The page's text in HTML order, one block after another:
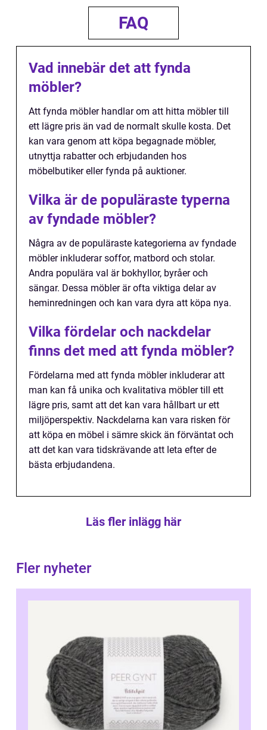
FAQ
Vad innebär det att fynda
möbler?
Att fynda möbler handlar om att hitta möbler till
ett lägre pris än vad de normalt skulle kosta. Det
kan vara genom att köpa begagnade möbler,
utnyttja rabatter och erbjudanden hos
möbelbutiker eller fynda på auktioner.
Vilka är de populäraste typerna
av fyndade möbler?
Några av de populäraste kategorierna av fyndade
möbler inkluderar soffor, matbord och stolar.
Andra populära val är bokhyllor, byråer och
sängar. Dessa möbler är ofta viktiga delar av
heminredningen och kan vara dyra att köpa nya.
Vilka fördelar och nackdelar
finns det med att fynda möbler?
Fördelarna med att fynda möbler inkluderar att
man kan få unika och kvalitativa möbler till ett
lägre pris, samt att det kan vara hållbart ur ett
miljöperspektiv. Nackdelarna kan vara risken för
att köpa en möbel i sämre skick än förväntat och
att det kan vara tidskrävande att leta efter de
bästa erbjudandena.
Läs fler inlägg här
Fler nyheter